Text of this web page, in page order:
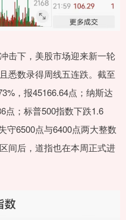
击下，美股市场迎来新一轮
悉数录得周线五连跌。截至
，报45166.64点；纳斯达
点；标普500指数下跌1.6
守6500点与6400点两大整数
间后，道指也在本周正式进